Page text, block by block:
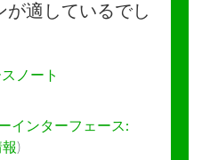
が適しているでし
ノート
インターフェース:
)